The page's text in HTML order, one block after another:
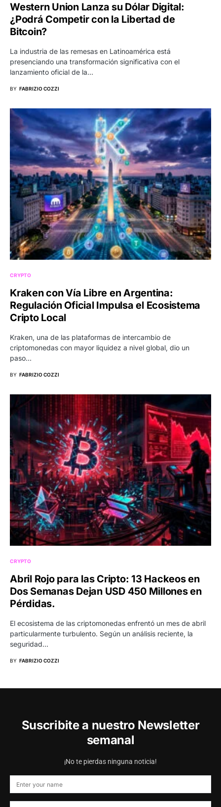
Western Union Lanza su Dólar Digital:
¿Podrá Competir con la Libertad de
Bitcoin?
La industria de las remesas en Latinoamérica está
presenciando una transformación significativa con el
lanzamiento oficial de la…
BY FABRIZIO COZZI
CRYPTO
Kraken con Vía Libre en Argentina:
Regulación Oficial Impulsa el Ecosistema
Cripto Local
Kraken, una de las plataformas de intercambio de
criptomonedas con mayor liquidez a nivel global, dio un
paso…
BY FABRIZIO COZZI
CRYPTO
Abril Rojo para las Cripto: 13 Hackeos en
Dos Semanas Dejan USD 450 Millones en
Pérdidas.
El ecosistema de las criptomonedas enfrentó un mes de abril
particularmente turbulento. Según un análisis reciente, la
seguridad…
BY FABRIZIO COZZI
Suscribite a nuestro Newsletter
semanal
¡No te pierdas ninguna noticia!